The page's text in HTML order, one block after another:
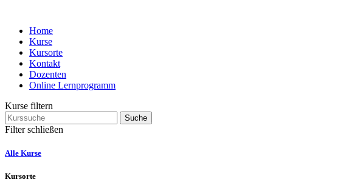
Home
Kurse
Kursorte
Kontakt
Dozenten
Online Lernprogramm
Kurse filtern
Suche
Filter schließen
Alle Kurse
Kursorte